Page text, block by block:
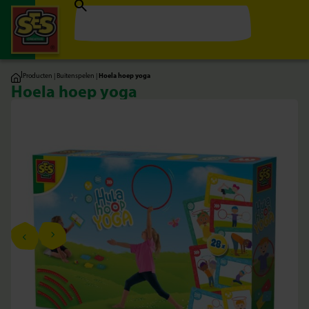
|Producten | Buitenspelen | Hoela hoep yoga
Hoela hoep yoga